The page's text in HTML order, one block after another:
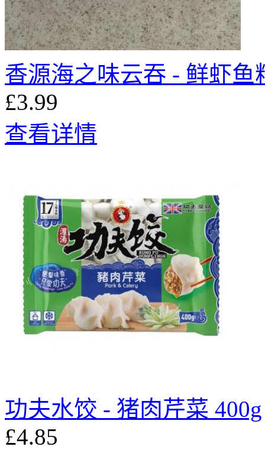
香源海之味云吞 - 鲜虾鱼
£3.99
查看详情
功夫水饺 - 猪肉芹菜 400g
£4.85